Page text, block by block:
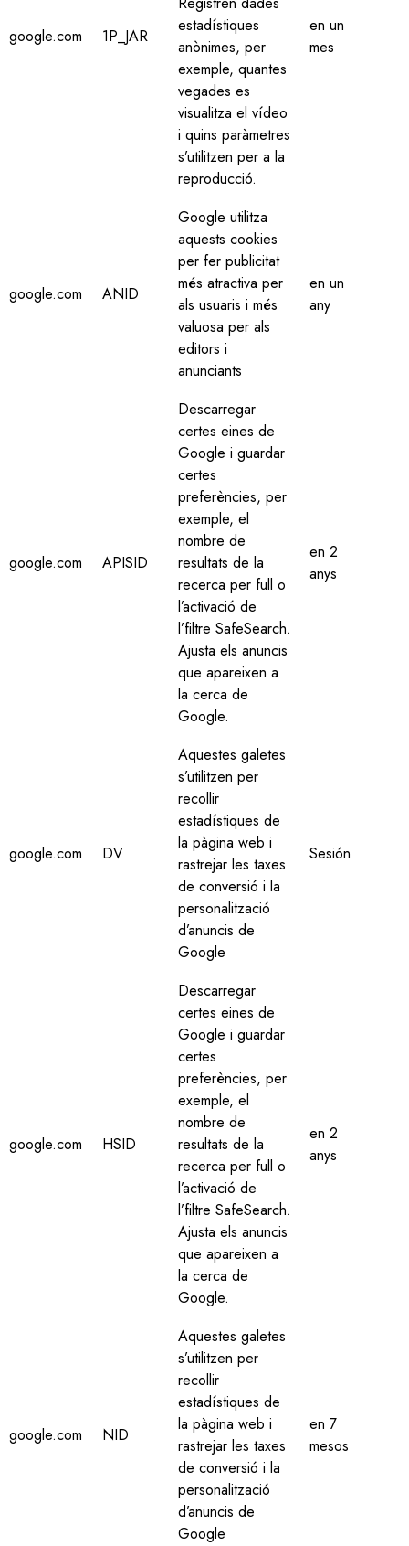
google.com 1P_JAR
estadístiques
anònimes, per
exemple, quantes
vegades es
visualitza el vídeo
i quins paràmetres
s’utilitzen per a la
reproducció.
en un
mes
google.com ANID
Google utilitza
aquests cookies
per fer publicitat
més atractiva per
als usuaris i més
valuosa per als
editors i
anunciants
en un
any
google.com APISID
Descarregar
certes eines de
Google i guardar
certes
preferències, per
exemple, el
nombre de
resultats de la
recerca per full o
l’activació de
l’filtre SafeSearch.
Ajusta els anuncis
que apareixen a
la cerca de
Google.
en 2
anys
google.com DV
Aquestes galetes
s’utilitzen per
recollir
estadístiques de
la pàgina web i
rastrejar les taxes
de conversió i la
personalització
d’anuncis de
Google
Sesión
google.com HSID
Descarregar
certes eines de
Google i guardar
certes
preferències, per
exemple, el
nombre de
resultats de la
recerca per full o
l’activació de
l’filtre SafeSearch.
Ajusta els anuncis
que apareixen a
la cerca de
Google.
en 2
anys
google.com NID
Aquestes galetes
s’utilitzen per
recollir
estadístiques de
la pàgina web i
rastrejar les taxes
de conversió i la
personalització
d’anuncis de
Google
en 7
mesos